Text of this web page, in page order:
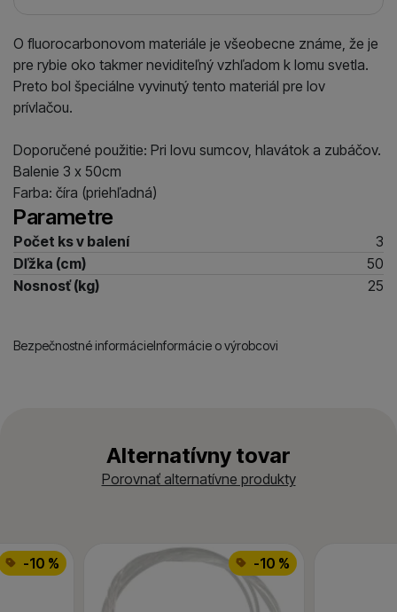
O fluorocarbonovom materiále je všeobecne známe, že je
pre rybie oko takmer neviditeľný vzhľadom k lomu svetla.
Preto bol špeciálne vyvinutý tento materiál pre lov
prívlačou.
Doporučené použitie: Pri lovu sumcov, hlavátok a zubáčov.
Balenie 3 x 50cm
Farba: číra (priehľadná)
Parametre
Počet ks v balení
3
Dľžka (cm)
50
Nosnosť (kg)
25
Bezpečnostné informácieInformácie o výrobcovi
Alternatívny tovar
Porovnať alternatívne produkty
-10 %
-10 %